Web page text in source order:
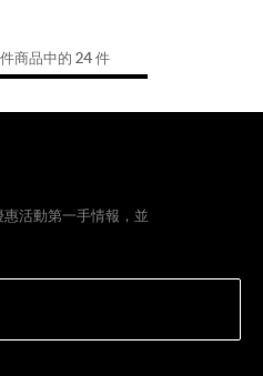
商品中的 24 件
活動第一手情報，並